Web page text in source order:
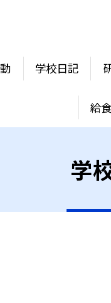
学校日記
給
学